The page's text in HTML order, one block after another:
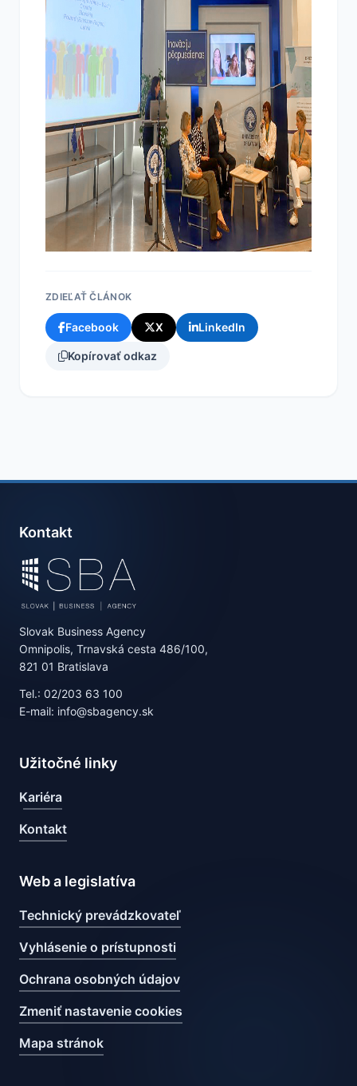
ZDIEĽAŤ ČLÁNOK
Facebook X LinkedIn
Kopírovať odkaz
Kontakt
Slovak Business Agency
Omnipolis, Trnavská cesta 486/100,
821 01 Bratislava
Tel.: 02/203 63 100
E-mail: info@sbagency.sk
Užitočné linky
Kariéra
Kontakt
Web a legislatíva
Technický prevádzkovateľ
Vyhlásenie o prístupnosti
Ochrana osobných údajov
Zmeniť nastavenie cookies
Mapa stránok